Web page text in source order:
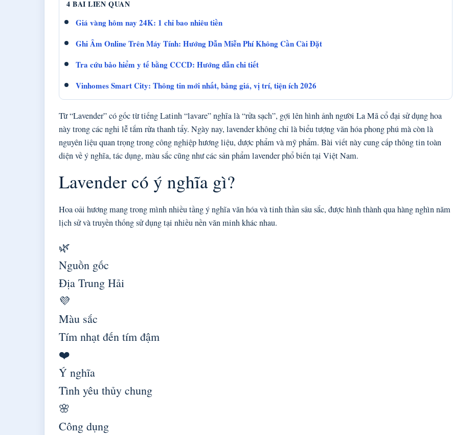
4 BAI LIEN QUAN
Giá vàng hôm nay 24K: 1 chỉ bao nhiêu tiền
Ghi Âm Online Trên Máy Tính: Hướng Dẫn Miễn Phí Không Cần Cài Đặt
Tra cứu bảo hiểm y tế bằng CCCD: Hướng dẫn chi tiết
Vinhomes Smart City: Thông tin mới nhất, bảng giá, vị trí, tiện ích 2026
Từ “Lavender” có gốc từ tiếng Latinh “lavare” nghĩa là “rửa sạch”, gợi lên hình ảnh người La Mã cổ đại sử dụng hoa
này trong các nghi lễ tắm rửa thanh tẩy. Ngày nay, lavender không chỉ là biểu tượng văn hóa phong phú mà còn là
nguyên liệu quan trọng trong công nghiệp hương liệu, dược phẩm và mỹ phẩm. Bài viết này cung cấp thông tin toàn
diện về ý nghĩa, tác dụng, màu sắc cũng như các sản phẩm lavender phổ biến tại Việt Nam.
Lavender có ý nghĩa gì?
Hoa oải hương mang trong mình nhiều tầng ý nghĩa văn hóa và tinh thần sâu sắc, được hình thành qua hàng nghìn năm
lịch sử và truyền thống sử dụng tại nhiều nền văn minh khác nhau.
🌿
Nguồn gốc
Địa Trung Hải
💜
Màu sắc
Tím nhạt đến tím đậm
❤️
Ý nghĩa
Tình yêu thủy chung
🌸
Công dụng